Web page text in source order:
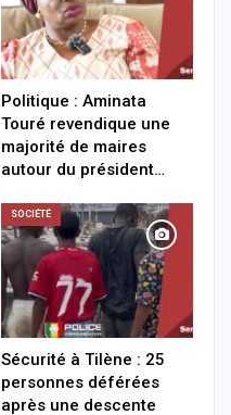
Politique : Aminata
Touré revendique une
majorité de maires
autour du président…
SOCIÉTÉ
Sécurité à Tilène : 25
personnes déférées
après une descente